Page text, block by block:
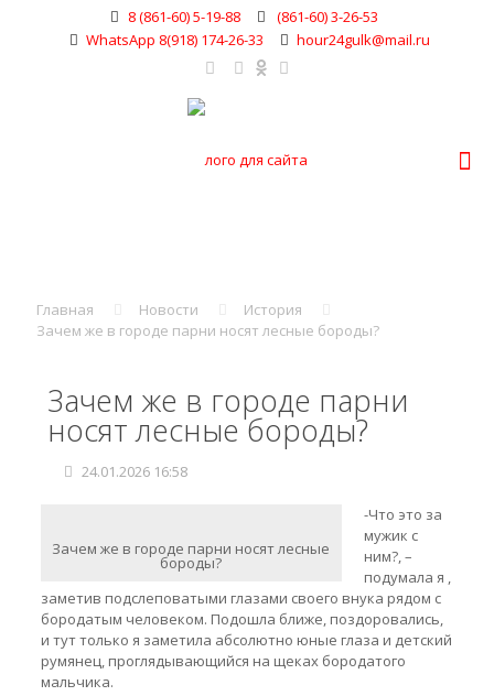
8 (861-60) 5-19-88
(861-60) 3-26-53
WhatsApp 8(918) 174-26-33
hour24gulk@mail.ru
Главная Новости
История
Зачем же в городе парни носят лесные бороды?
Зачем же в городе парни
носят лесные бороды?
24.01.2026 16:58
Зачем же в городе парни носят лесные
бороды?
-Что это за
мужик с
ним?, –
подумала я ,
заметив подслеповатыми глазами своего внука рядом с
бородатым человеком. Подошла ближе, поздоровались,
и тут только я заметила абсолютно юные глаза и детский
румянец, проглядывающийся на щеках бородатого
мальчика.